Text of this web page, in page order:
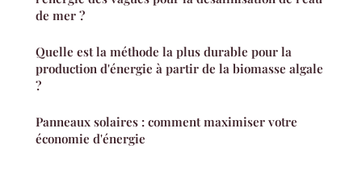
de mer ?
Quelle est la méthode la plus durable pour la
production d'énergie à partir de la biomasse algale
?
Panneaux solaires : comment maximiser votre
économie d'énergie